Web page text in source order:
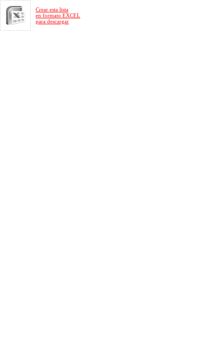
Crear esta lista
en formato EXCEL
para descargar